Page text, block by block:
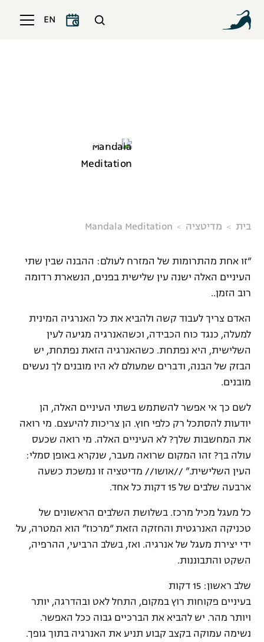
EN
Mandala Meditation
בית מדיטציה Mandala Meditation
“זו אחת מהתרומות של המזרח לעולם: ההבנה שבין שתי
העיניים האלה ישנה עין שלישית בפנים, הנשארת רדומה
רוב הזמן..
האדם צריך לעבוד קשה ולהביא את כל האנרגיה המינית
למעלה, כנגד כוח הכבידה, וכשהאנרגיה מגיעה לעין
השלישית, היא נפתחת. כשהאנרגיה הזאת נפתחת, יש
הבזק של הבנה, ודברים שמעולם לא היו מובנים לך נעשים
מובנים.
לשם כך אי אפשר להשתמש בשתי העיניים האלה, הן
יודעות להסתכל רק כלפי חוץ. הן צריכות להיעצם. מי רואה
את המחשבות שלך? לא העיניים האלה. מי רואה שכעס
עולה בך? זהו המקום שרואה מעבר, שנקרא באופן סמלי:
העין השלישית.” //אושו// מדיטציה זו נמשכת כשעה
ארבעה שלבים של 15 דקות כל אחד.
כל מעגל מכיל מרכז. בשלושת השלבים הראשונים של
טכניקה האנרגטית והחזקה הזאת “מרכוז” הוא המטרה, על
ידי יצירת מעגל של אנרגיה. ואז, בשלב הרביעי, ההרפיה,
השקט והתבוננות.
שלב ראשון: 15 דקות
בעיניים פקוחות רוץ במקום, התחל לאט ובהדרגה, יותר
ויותר מהר. יש להביא את הברכיים גבוה ככל האפשר.
נשימה עמוקה בקצב קבוע תניע את האנרגיה בתוך גופך.